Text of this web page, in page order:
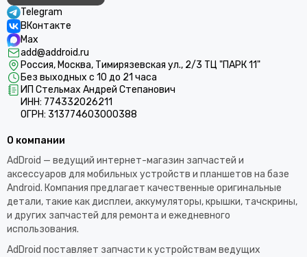
Telegram
ВКонтакте
Max
add@addroid.ru
Россия, Москва, Тимирязевская ул., 2/3 ТЦ "ПАРК 11"
Без выходных с 10 до 21 часа
ИП Стельмах Андрей Степанович
ИНН: 774332026211
ОГРН: 313774603000388
О компании
AdDroid — ведущий интернет-магазин запчастей и
аксессуаров для мобильных устройств и планшетов на базе
Android. Компания предлагает качественные оригинальные
детали, такие как дисплеи, аккумуляторы, крышки, тачскрины,
и других запчастей для ремонта и ежедневного
использования.​
AdDroid поставляет запчасти к устройствам ведущих